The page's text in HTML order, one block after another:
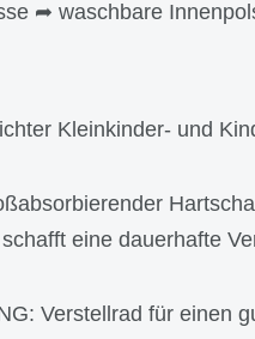
➦ waschbare
Kleinkinder- und
eine dauerhafte
Verstellrad für einen